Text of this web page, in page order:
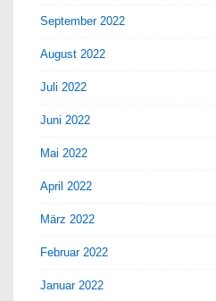
September 2022
August 2022
Juli 2022
Juni 2022
Mai 2022
April 2022
März 2022
Februar 2022
Januar 2022